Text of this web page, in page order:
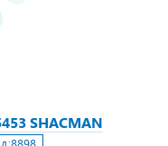
SHACMAN